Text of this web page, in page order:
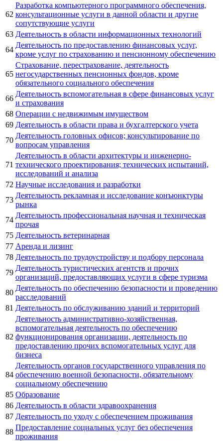
62
Разработка компьютерного программного обеспечения,
консультационные услуги в данной области и другие
сопутствующие услуги
63 Деятельность в области информационных технологий
64
Деятельность по предоставлению финансовых услуг,
кроме услуг по страхованию и пенсионному обеспечению
65
Страхование, перестрахование, деятельность
негосударственных пенсионных фондов, кроме
обязательного социального обеспечения
66
Деятельность вспомогательная в сфере финансовых услуг
и страхования
68 Операции с недвижимым имуществом
69 Деятельность в области права и бухгалтерского учета
70
Деятельность головных офисов; консультирование по
вопросам управления
71
Деятельность в области архитектуры и инженерно-
технического проектирования; технических испытаний,
исследований и анализа
72 Научные исследования и разработки
73
Деятельность рекламная и исследование конъюнктуры
рынка
74
Деятельность профессиональная научная и техническая
прочая
75 Деятельность ветеринарная
77 Аренда и лизинг
78 Деятельность по трудоустройству и подбору персонала
79
Деятельность туристических агентств и прочих
организаций, предоставляющих услуги в сфере туризма
80
Деятельность по обеспечению безопасности и проведению
расследований
81 Деятельность по обслуживанию зданий и территорий
82
Деятельность административно-хозяйственная,
вспомогательная деятельность по обеспечению
функционирования организации, деятельность по
предоставлению прочих вспомогательных услуг для
бизнеса
84
Деятельность органов государственного управления по
обеспечению военной безопасности, обязательному
социальному обеспечению
85 Образование
86 Деятельность в области здравоохранения
87 Деятельность по уходу с обеспечением проживания
88
Предоставление социальных услуг без обеспечения
проживания